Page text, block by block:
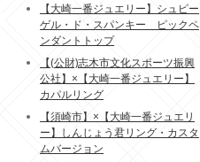
【大崎一番ジュエリー】シュピー
ゲル・ド・スパンキー ピックペ
ンダントトップ
【(公財)志木市文化スポーツ振興
公社】×【大崎一番ジュエリー】
カパルリング
【須崎市】×【大崎一番ジュエリ
ー】しんじょう君リング・カスタ
ムバージョン